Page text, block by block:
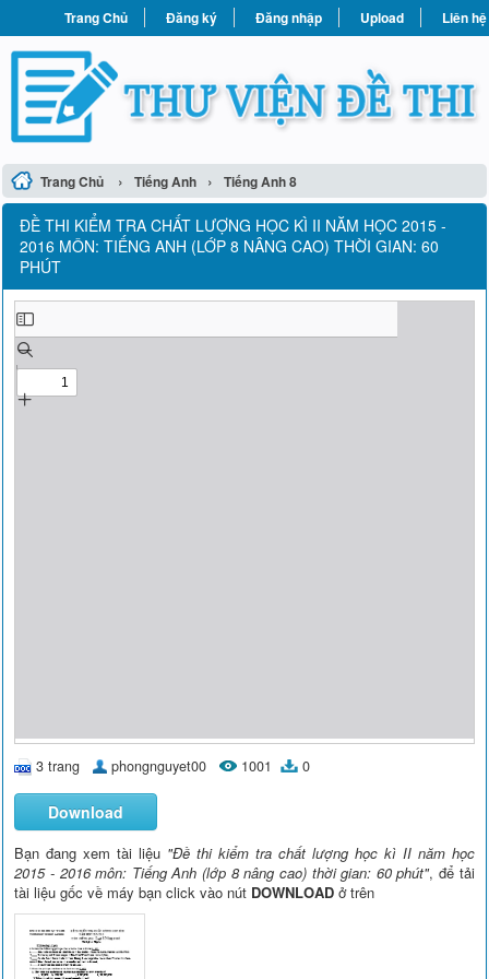
Trang Chủ Đăng ký Đăng nhập Upload Liên hệ
Trang Chủ › Tiếng Anh › Tiếng Anh 8
ĐỀ THI KIỂM TRA CHẤT LƯỢNG HỌC KÌ II NĂM HỌC 2015 -
2016 MÔN: TIẾNG ANH (LỚP 8 NÂNG CAO) THỜI GIAN: 60
PHÚT
3 trang phongnguyet00 1001 0
Download
Bạn đang xem tài liệu "Đề thi kiểm tra chất lượng học kì II năm học
2015 - 2016 môn: Tiếng Anh (lớp 8 nâng cao) thời gian: 60 phút", để tải
tài liệu gốc về máy bạn click vào nút DOWNLOAD ở trên